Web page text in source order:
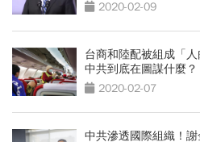
2020-02-09
台商和陸配被組成「
中共到底在圖謀什麼？
2020-02-07
中共滲透國際組織！